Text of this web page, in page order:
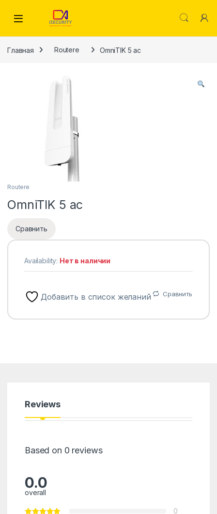
Главная Routere OmniTIK 5 ac
Routere
OmniTIK 5 ac
Сравнить
Availability: Нет в наличии
Добавить в список желаний Сравнить
Reviews
Based on 0 reviews
0.0
overall
0